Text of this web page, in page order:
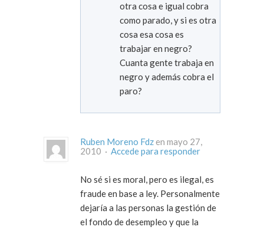
otra cosa e igual cobra
como parado, y si es otra
cosa esa cosa es
trabajar en negro?
Cuanta gente trabaja en
negro y además cobra el
paro?
Ruben Moreno Fdz en mayo 27,
2010 · Accede para responder
No sé si es moral, pero es ilegal, es
fraude en base a ley. Personalmente
dejaría a las personas la gestión de
el fondo de desempleo y que la